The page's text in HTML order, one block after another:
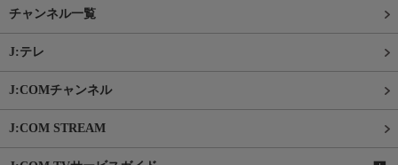
チャンネル一覧
J:テレ
J:COMチャンネル
J:COM STREAM